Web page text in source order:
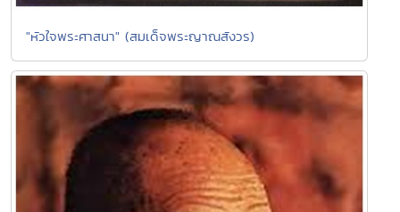
"หัวใจพระศาสนา" (สมเด็จพระญาณสังวร)